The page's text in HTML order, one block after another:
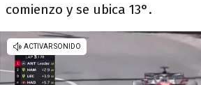
comienzo y se ubica 13°.